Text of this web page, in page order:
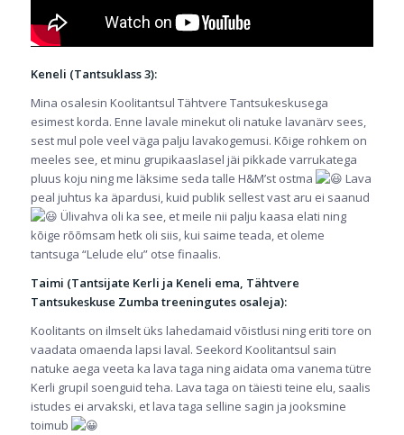
Keneli (Tantsuklass 3):
Mina osalesin Koolitantsul Tähtvere Tantsukeskusega
esimest korda. Enne lavale minekut oli natuke lavanärv sees,
sest mul pole veel väga palju lavakogemusi. Kõige rohkem on
meeles see, et minu grupikaaslasel jäi pikkade varrukatega
pluus koju ning me läksime seda talle H&M’st ostma
Lava
peal juhtus ka äpardusi, kuid publik sellest vast aru ei saanud
Ülivahva oli ka see, et meile nii palju kaasa elati ning
kõige rõõmsam hetk oli siis, kui saime teada, et oleme
tantsuga “Lelude elu” otse finaalis.
Taimi (Tantsijate Kerli ja Keneli ema, Tähtvere
Tantsukeskuse Zumba treeningutes osaleja):
Koolitants on ilmselt üks lahedamaid võistlusi ning eriti tore on
vaadata omaenda lapsi laval. Seekord Koolitantsul sain
natuke aega veeta ka lava taga ning aidata oma vanema tütre
Kerli grupil soenguid teha. Lava taga on täiesti teine elu, saalis
istudes ei arvakski, et lava taga selline sagin ja jooksmine
toimub